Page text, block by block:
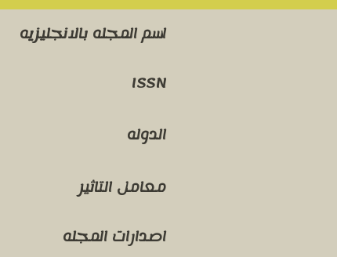
اسم المجله بالانجليزيه
ISSN
الدوله
معامل التاثير
اصدارات المجله